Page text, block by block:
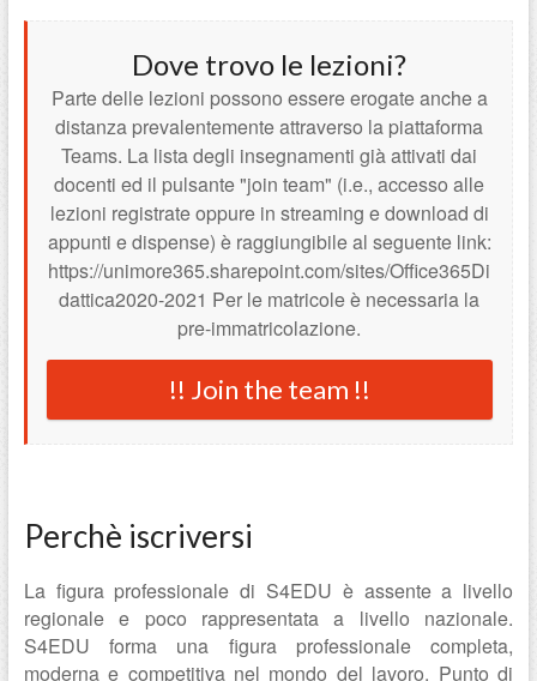
Dove trovo le lezioni?
Parte delle lezioni possono essere erogate anche a
distanza prevalentemente attraverso la piattaforma
Teams. La lista degli insegnamenti già attivati dai
docenti ed il pulsante "join team" (i.e., accesso alle
lezioni registrate oppure in streaming e download di
appunti e dispense) è raggiungibile al seguente link:
https://unimore365.sharepoint.com/sites/Office365Di
dattica2020-2021 Per le matricole è necessaria la
pre-immatricolazione.
!! Join the team !!
Perchè iscriversi
La figura professionale di S4EDU è assente a livello
regionale e poco rappresentata a livello nazionale.
S4EDU forma una figura professionale completa,
moderna e competitiva nel mondo del lavoro. Punto di